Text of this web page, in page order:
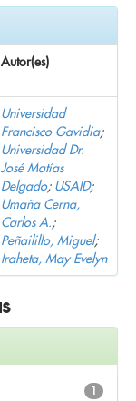
Autor(es)
Universidad
Francisco Gavidia;
Universidad Dr.
José Matías
Delgado; USAID;
Umaña Cerna,
Carlos A.;
Peñailillo, Miguel;
Iraheta, May Evelyn
1